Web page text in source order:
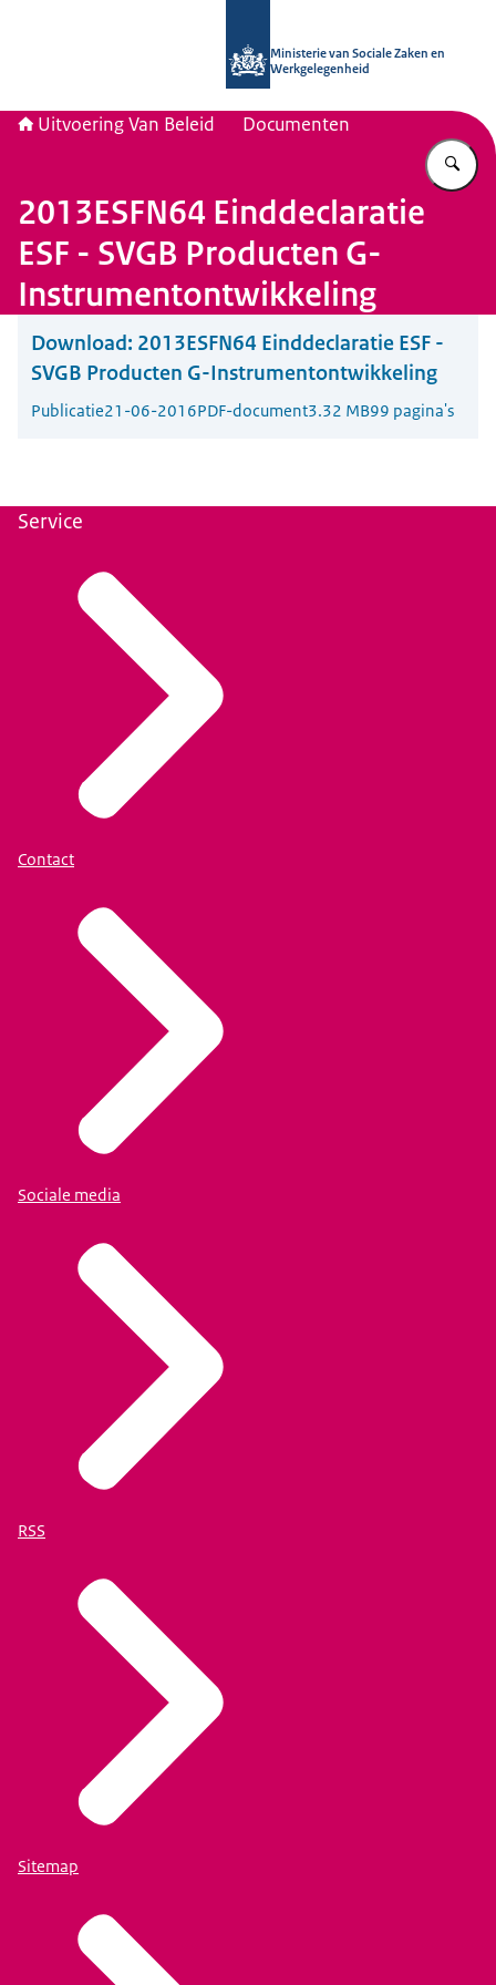
Ministerie van Sociale Zaken en
Werkgelegenheid
Uitvoering Van Beleid Documenten
2013ESFN64 Einddeclaratie
ESF - SVGB Producten G-
Instrumentontwikkeling
Download: 2013ESFN64 Einddeclaratie ESF -
SVGB Producten G-Instrumentontwikkeling
Publicatie21-06-2016PDF-document3.32 MB99 pagina's
Service
Contact
Sociale media
RSS
Sitemap